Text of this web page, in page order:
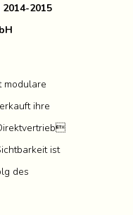
2015
modulare
ihre
ist
des